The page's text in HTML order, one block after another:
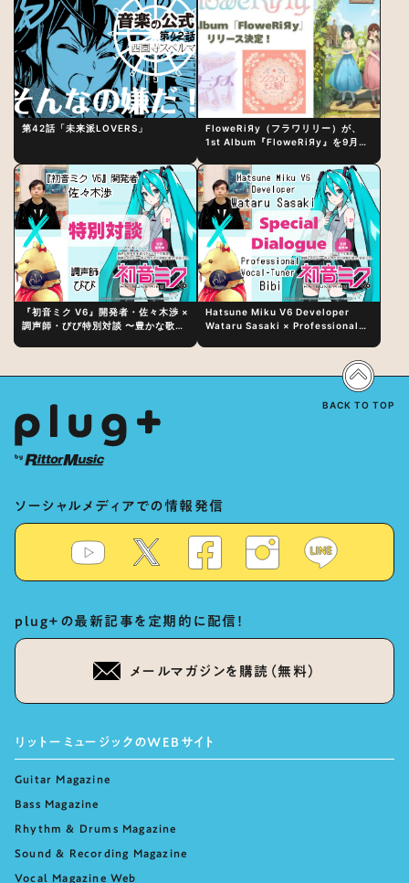
第42話「未来派LOVERS」
FloweRiЯy（フラワリリー）が、
1st Album『FloweRiЯy』を9月23
『初音ミク V6』開発者・佐々木渉 ×
調声師・びび特別対談 〜豊かな歌声
Hatsune Miku V6 Developer
Wataru Sasaki × Professional
Vocal Expression Lies in “Love
for the singing characters” and
ソーシャルメディアでの情報発信
plug+の最新記事を定期的に配信！
メールマガジンを購読（無料）
リットーミュージックのWEBサイト
Guitar Magazine
Bass Magazine
Rhythm & Drums Magazine
Sound & Recording Magazine
Vocal Magazine Web
BACK TO TOP